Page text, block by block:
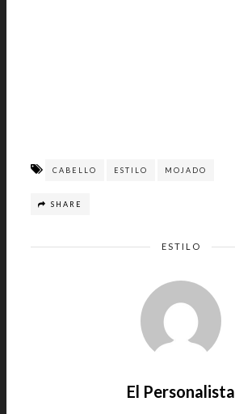
CABELLO ESTILO MOJADO
SHARE
ESTILO
El Personalista